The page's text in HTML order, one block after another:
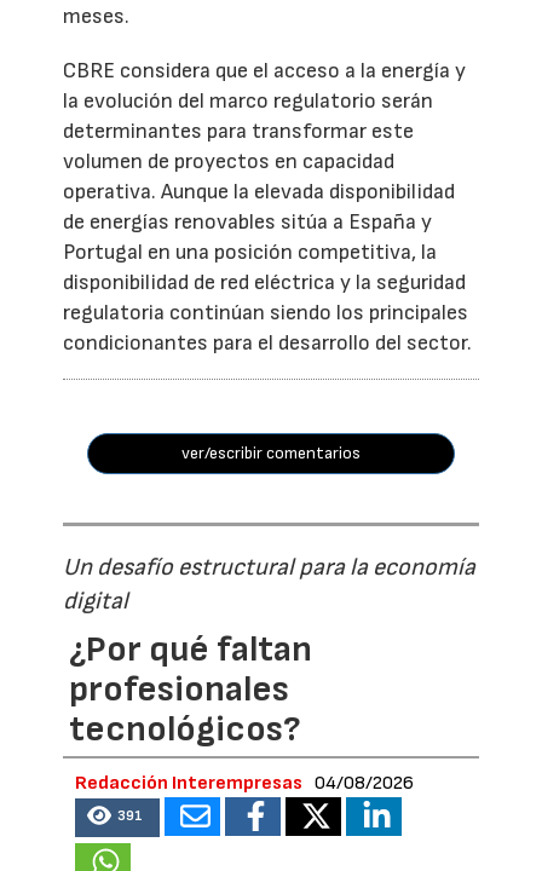
meses.
CBRE considera que el acceso a la energía y
la evolución del marco regulatorio serán
determinantes para transformar este
volumen de proyectos en capacidad
operativa. Aunque la elevada disponibilidad
de energías renovables sitúa a España y
Portugal en una posición competitiva, la
disponibilidad de red eléctrica y la seguridad
regulatoria continúan siendo los principales
condicionantes para el desarrollo del sector.
ver/escribir comentarios
Un desafío estructural para la economía
digital
¿Por qué faltan
profesionales
tecnológicos?
Redacción Interempresas 04/08/2026
391